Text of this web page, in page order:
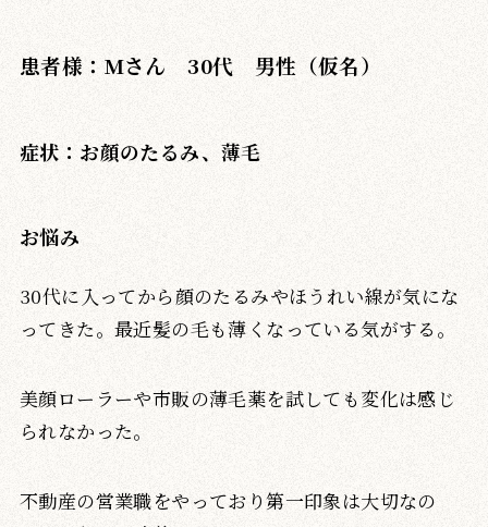
患者様：Mさん 30代 男性（仮名）
症状：お顔のたるみ、薄毛
お悩み
30代に入ってから顔のたるみやほうれい線が気にな
ってきた。最近髪の毛も薄くなっている気がする。
美顔ローラーや市販の薄毛薬を試しても変化は感じ
られなかった。
不動産の営業職をやっており第一印象は大切なの